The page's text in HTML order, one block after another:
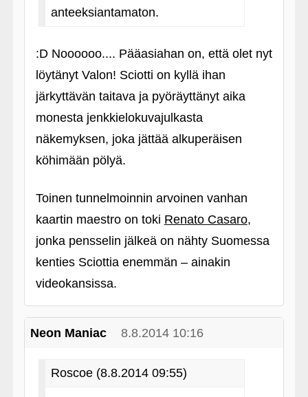
anteeksiantamaton.
:D Noooooo.... Pääasiahan on, että olet nyt
löytänyt Valon! Sciotti on kyllä ihan
järkyttävän taitava ja pyöräyttänyt aika
monesta jenkkielokuvajulkasta
näkemyksen, joka jättää alkuperäisen
köhimään pölyä.
Toinen tunnelmoinnin arvoinen vanhan
kaartin maestro on toki Renato Casaro,
jonka pensselin jälkeä on nähty Suomessa
kenties Sciottia enemmän – ainakin
videokansissa.
Neon Maniac 8.8.2014 10:16
Roscoe (8.8.2014 09:55)